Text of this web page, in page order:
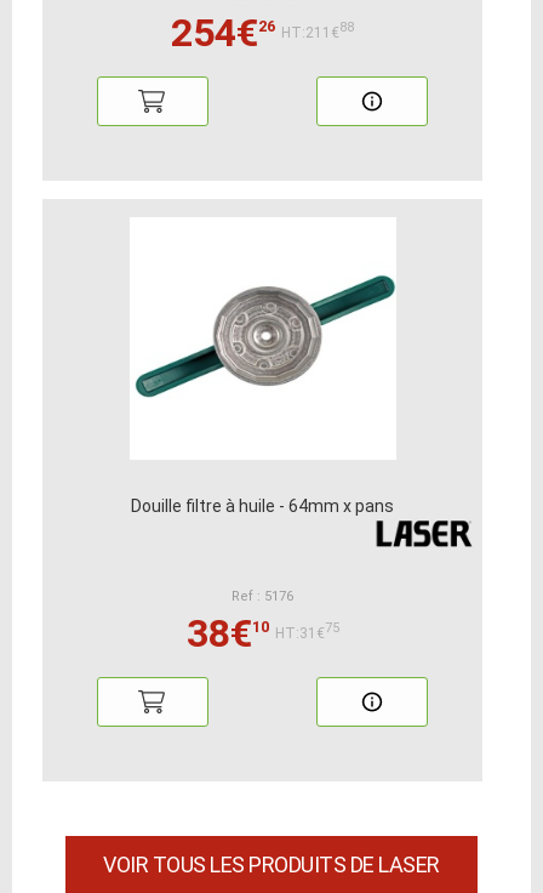
254€26 HT:211€88
Douille filtre à huile - 64mm x pans
Ref : 5176
38€10 HT:31€75
VOIR TOUS LES PRODUITS DE LASER